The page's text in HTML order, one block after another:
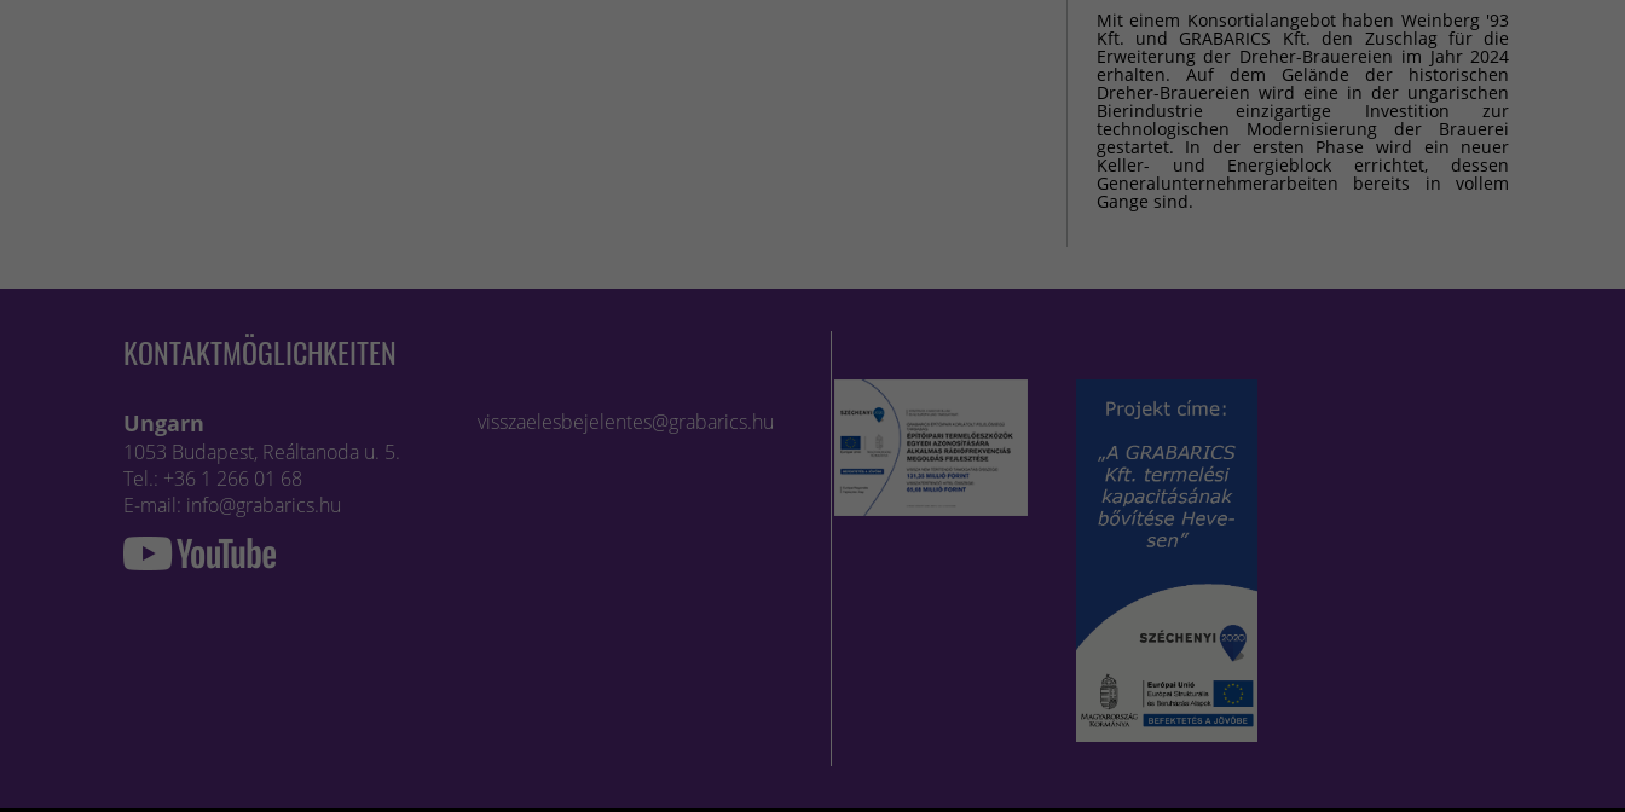
Mit einem Konsortialangebot haben Weinberg '93
Kft. und GRABARICS Kft. den Zuschlag für die
Erweiterung der Dreher-Brauereien im Jahr 2024
erhalten. Auf dem Gelände der historischen
Dreher-Brauereien wird eine in der ungarischen
Bierindustrie einzigartige Investition zur
technologischen Modernisierung der Brauerei
gestartet. In der ersten Phase wird ein neuer
Keller- und Energieblock errichtet, dessen
Generalunternehmerarbeiten bereits in vollem
Gange sind.
KONTAKTMÖGLICHKEITEN
Ungarn
1053 Budapest, Reáltanoda u. 5.
Tel.: +36 1 266 01 68
E-mail: info@grabarics.hu
visszaelesbejelentes@grabarics.hu